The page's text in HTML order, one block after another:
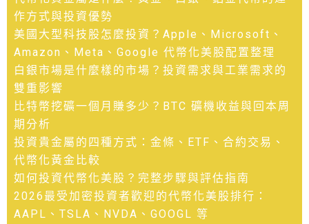
作方式與投資優勢
美國大型科技股怎麼投資？Apple、Microsoft、
Amazon、Meta、Google 代幣化美股配置整理
白銀市場是什麼樣的市場？投資需求與工業需求的
雙重影響
比特幣挖礦一個月賺多少？BTC 礦機收益與回本周
期分析
投資貴金屬的四種方式：金條、ETF、合約交易、
代幣化黃金比較
如何投資代幣化美股？完整步驟與評估指南
2026最受加密投資者歡迎的代幣化美股排行：
AAPL、TSLA、NVDA、GOOGL 等